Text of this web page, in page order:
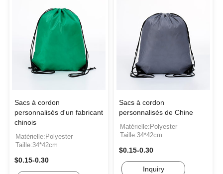
Sacs à cordon
personnalisés d'un fabricant
chinois
Matérielle:Polyester
Taille:34*42cm
$0.15-0.30
Sacs à cordon
personnalisés de Chine
Matérielle:Polyester
Taille:34*42cm
$0.15-0.30
Inquiry